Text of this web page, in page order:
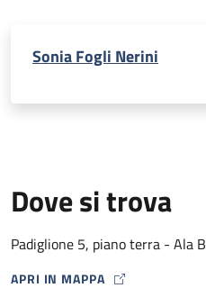
Sonia Fogli Nerini
Dove si trova
Padiglione 5, piano terra - Ala B
APRI IN MAPPA
MAP ICON